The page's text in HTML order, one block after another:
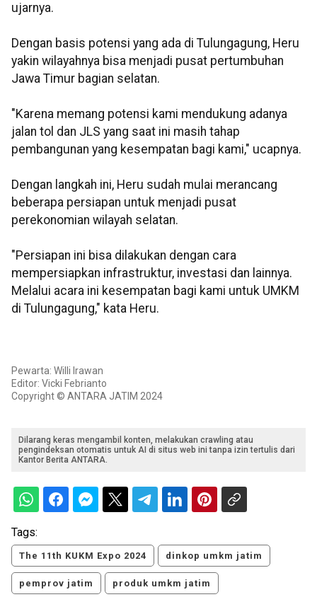
ujarnya.
Dengan basis potensi yang ada di Tulungagung, Heru
yakin wilayahnya bisa menjadi pusat pertumbuhan
Jawa Timur bagian selatan.
"Karena memang potensi kami mendukung adanya
jalan tol dan JLS yang saat ini masih tahap
pembangunan yang kesempatan bagi kami," ucapnya.
Dengan langkah ini, Heru sudah mulai merancang
beberapa persiapan untuk menjadi pusat
perekonomian wilayah selatan.
"Persiapan ini bisa dilakukan dengan cara
mempersiapkan infrastruktur, investasi dan lainnya.
Melalui acara ini kesempatan bagi kami untuk UMKM
di Tulungagung," kata Heru.
Pewarta: Willi Irawan
Editor: Vicki Febrianto
Copyright © ANTARA JATIM 2024
Dilarang keras mengambil konten, melakukan crawling atau
pengindeksan otomatis untuk AI di situs web ini tanpa izin tertulis dari
Kantor Berita ANTARA.
Tags:
The 11th KUKM Expo 2024 dinkop umkm jatim
pemprov jatim produk umkm jatim